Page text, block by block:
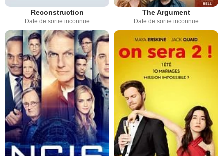
Reconstruction
Date de sortie inconnue
The Argument
Date de sortie inconnue